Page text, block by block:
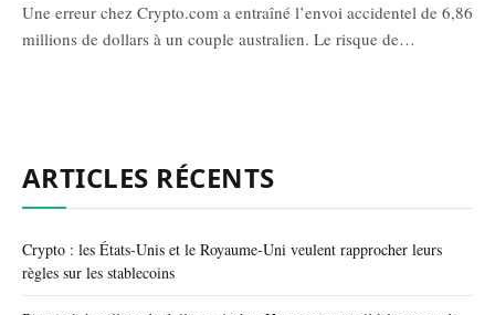
Une erreur chez Crypto.com a entraîné l’envoi accidentel de 6,86
millions de dollars à un couple australien. Le risque de…
ARTICLES RÉCENTS
Crypto : les États-Unis et le Royaume-Uni veulent rapprocher leurs
règles sur les stablecoins